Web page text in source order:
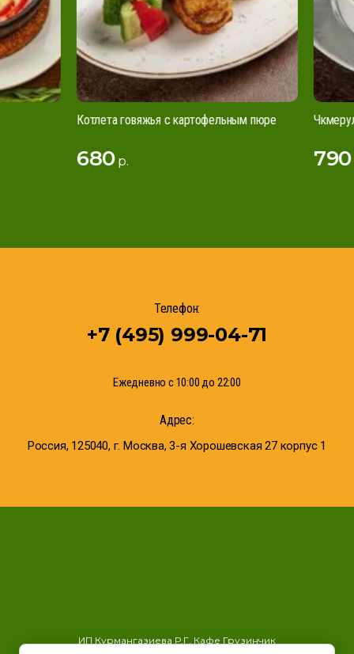
Котлета говяжья с картофельным пюре
680р.
Чкмерули
790р.
Телефон:
+7 (495) 999-04-71
Ежедневно с 10:00 до 22:00
Адрес:
Россия, 125040, г. Москва, 3-я Хорошевская 27 корпус 1
ИП Курмангазиева Р.Г. Кафе Грузинчик